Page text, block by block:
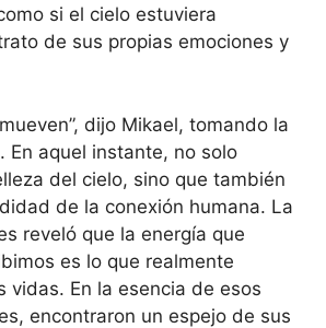
si el cielo estuviera
de sus propias emociones y
dijo Mikael, tomando la
En aquel instante, no solo
del cielo, sino que también
de la conexión humana. La
reveló que la energía que
es lo que realmente
vidas. En la esencia de esos
encontraron un espejo de sus